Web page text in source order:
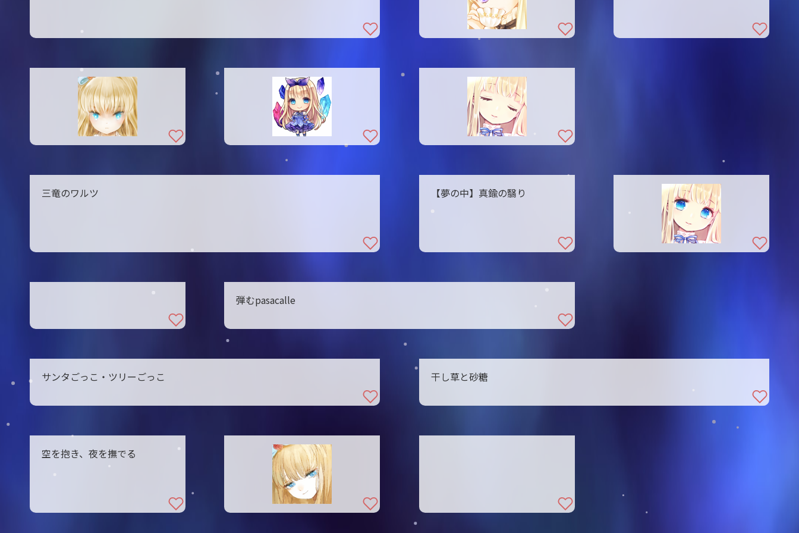
三竜のワルツ 【夢の中】真鍮の翳り
弾むpasacalle
サンタごっこ・ツリーごっこ 干し草と砂糖
空を抱き、夜を撫でる